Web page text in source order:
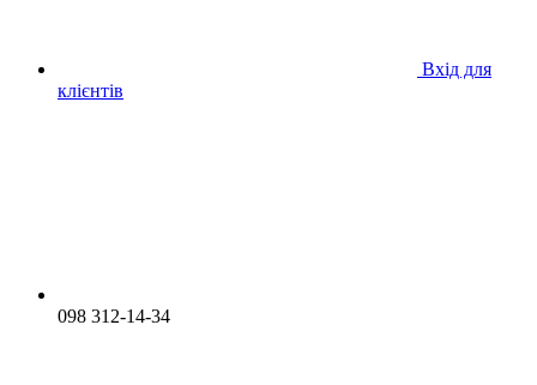
Вхід для
клієнтів
098 312-14-34